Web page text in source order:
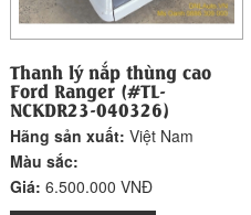
Thanh lý nắp thùng cao
Ford Ranger (#TL-
NCKDR23-040326)
Hãng sản xuất:Việt Nam
Màu sắc:
Giá:6.500.000 VNĐ